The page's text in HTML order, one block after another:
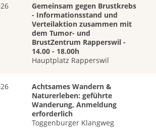
Gemeinsam gegen Brustkrebs
- Informationsstand und
Verteilaktion zusammen mit
dem Tumor- und
BrustZentrum Rapperswil -
14.00 - 18.00h
Hauptplatz Rapperswil
Achtsames Wandern &
Naturerleben: geführte
Wanderung, Anmeldung
erforderlich
Toggenburger Klangweg